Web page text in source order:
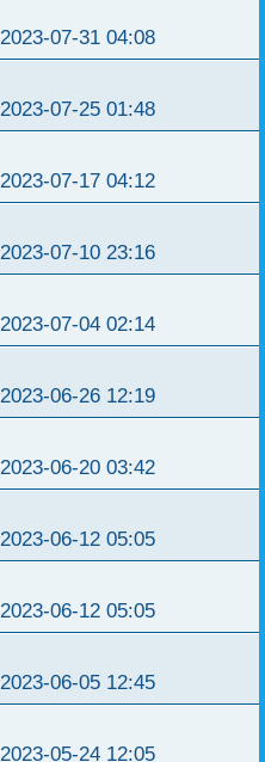
2023-07-31 04:08
2023-07-25 01:48
2023-07-17 04:12
2023-07-10 23:16
2023-07-04 02:14
2023-06-26 12:19
2023-06-20 03:42
2023-06-12 05:05
2023-06-12 05:05
2023-06-05 12:45
2023-05-24 12:05